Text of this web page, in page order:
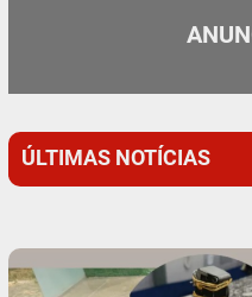
ÚLTIMAS NOTÍCIAS